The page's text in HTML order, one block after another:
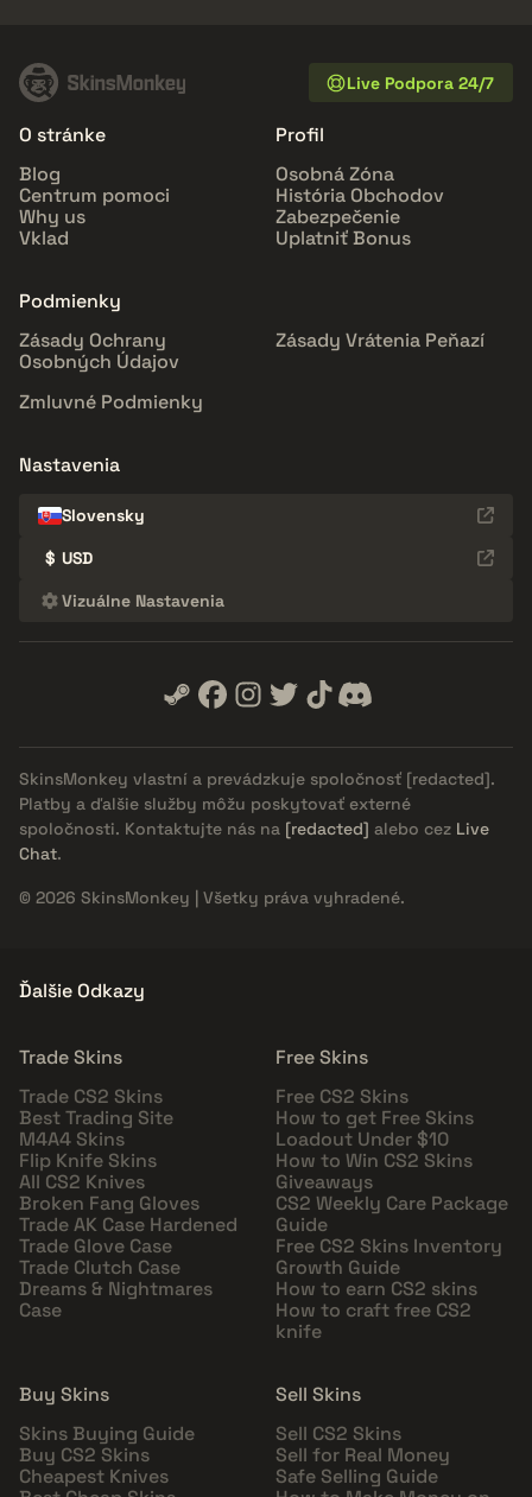
Live Podpora 24/7
O stránke
Blog
Centrum pomoci
Why us
Vklad
Profil
Osobná Zóna
História Obchodov
Zabezpečenie
Uplatniť Bonus
Podmienky
Zásady Ochrany
Osobných Údajov
Zásady Vrátenia Peňazí
Zmluvné Podmienky
Nastavenia
Slovensky
$ USD
Vizuálne Nastavenia
SkinsMonkey vlastní a prevádzkuje spoločnosť [redacted].
Platby a ďalšie služby môžu poskytovať externé
spoločnosti. Kontaktujte nás na [redacted] alebo cez Live
Chat.
© 2026 SkinsMonkey | Všetky práva vyhradené.
Ďalšie Odkazy
Trade Skins
Trade CS2 Skins
Best Trading Site
M4A4 Skins
Flip Knife Skins
All CS2 Knives
Broken Fang Gloves
Trade AK Case Hardened
Trade Glove Case
Trade Clutch Case
Dreams & Nightmares
Case
Free Skins
Free CS2 Skins
How to get Free Skins
Loadout Under $10
How to Win CS2 Skins
Giveaways
CS2 Weekly Care Package
Guide
Free CS2 Skins Inventory
Growth Guide
How to earn CS2 skins
How to craft free CS2
knife
Buy Skins
Skins Buying Guide
Buy CS2 Skins
Cheapest Knives
Sell Skins
Sell CS2 Skins
Sell for Real Money
Safe Selling Guide